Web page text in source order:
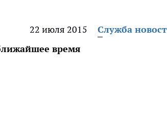
22 июля 2015
Служба
время